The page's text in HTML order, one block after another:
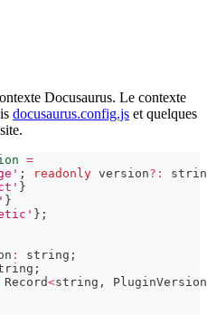
Docusaurus. Le contexte
docusaurus.config.js et quelques
=
; readonly version? :
}
}
} ;
: string ;
;
Record<string ,